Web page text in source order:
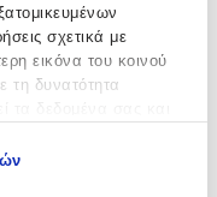
σχετικά με
εικόνα του κοινού
τη δυνατότητα